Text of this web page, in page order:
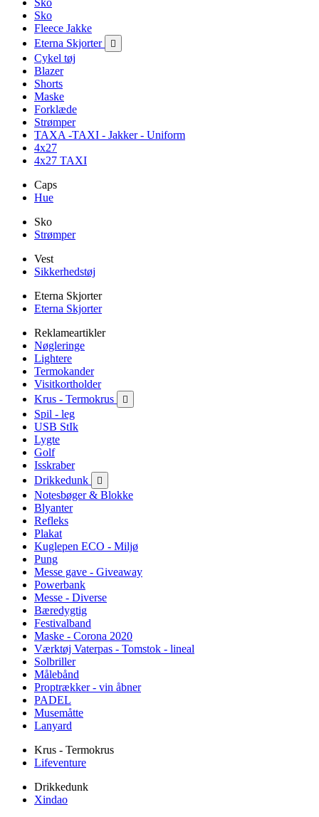
Sko
Sko
Fleece Jakke
Eterna Skjorter

Cykel tøj
Blazer
Shorts
Maske
Forklæde
Strømper
TAXA -TAXI - Jakker - Uniform
4x27
4x27 TAXI
Caps
Hue
Sko
Strømper
Vest
Sikkerhedstøj
Eterna Skjorter
Eterna Skjorter
Reklameartikler
Nøgleringe
Lightere
Termokander
Visitkortholder
Krus - Termokrus

Spil - leg
USB StIk
Lygte
Golf
Isskraber
Drikkedunk

Notesbøger & Blokke
Blyanter
Refleks
Plakat
Kuglepen ECO - Miljø
Pung
Messe gave - Giveaway
Powerbank
Messe - Diverse
Bæredygtig
Festivalband
Maske - Corona 2020
Værktøj Vaterpas - Tomstok - lineal
Solbriller
Målebånd
Proptrækker - vin åbner
PADEL
Musemåtte
Lanyard
Krus - Termokrus
Lifeventure
Drikkedunk
Xindao